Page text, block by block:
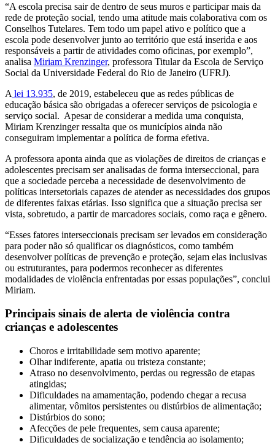
“A escola precisa sair de dentro de seus muros e participar mais da
rede de proteção social, tendo uma atitude mais colaborativa com os
Conselhos Tutelares. Tem todo um papel ativo e político que a
escola pode desenvolver junto ao território que está inserida e aos
responsáveis a partir de atividades como oficinas, por exemplo”,
analisa Miriam Krenzinger, professora Titular da Escola de Serviço
Social da Universidade Federal do Rio de Janeiro (UFRJ).
A lei 13.935, de 2019, estabeleceu que as redes públicas de
educação básica são obrigadas a oferecer serviços de psicologia e
serviço social. Apesar de considerar a medida uma conquista,
Miriam Krenzinger ressalta que os municípios ainda não
conseguiram implementar a política de forma efetiva.
A professora aponta ainda que as violações de direitos de crianças e
adolescentes precisam ser analisadas de forma interseccional, para
que a sociedade perceba a necessidade de desenvolvimento de
políticas intersetoriais capazes de atender as necessidades dos grupos
de diferentes faixas etárias. Isso significa que a situação precisa ser
vista, sobretudo, a partir de marcadores sociais, como raça e gênero.
“Esses fatores interseccionais precisam ser levados em consideração
para poder não só qualificar os diagnósticos, como também
desenvolver políticas de prevenção e proteção, sejam elas inclusivas
ou estruturantes, para podermos reconhecer as diferentes
modalidades de violência enfrentadas por essas populações”, conclui
Miriam.
Principais sinais de alerta de violência contra
crianças e adolescentes
Choros e irritabilidade sem motivo aparente;
Olhar indiferente, apatia ou tristeza constante;
Atraso no desenvolvimento, perdas ou regressão de etapas
atingidas;
Dificuldades na amamentação, podendo chegar a recusa
alimentar, vômitos persistentes ou distúrbios de alimentação;
Distúrbios do sono;
Afecções de pele frequentes, sem causa aparente;
Dificuldades de socialização e tendência ao isolamento;